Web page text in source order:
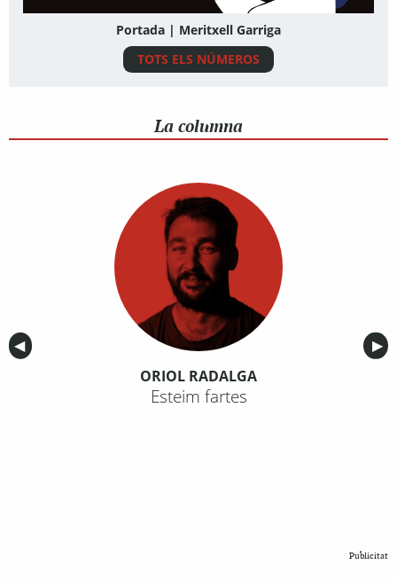
Portada | Meritxell Garriga
TOTS ELS NÚMEROS
La columna
Anterior
◀︎ ▶︎
ORIOL RADALGA
Esteim fartes
Publicitat